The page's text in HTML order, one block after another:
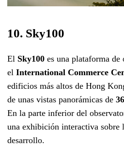
10. Sky100
El Sky100 es una plataforma de
el International Commerce
edificios más altos de Hong
de unas vistas panorámicas de
En la parte inferior del
una exhibición interactiva sobre
desarrollo.